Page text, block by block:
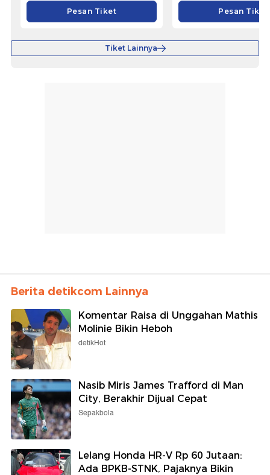
Pesan Tiket Pesan Tiket
Tiket Lainnya
Berita detikcom Lainnya
Komentar Raisa di Unggahan Mathis
Molinie Bikin Heboh
detikHot
Nasib Miris James Trafford di Man
City, Berakhir Dijual Cepat
Sepakbola
Lelang Honda HR-V Rp 60 Jutaan:
Ada BPKB-STNK, Pajaknya Bikin